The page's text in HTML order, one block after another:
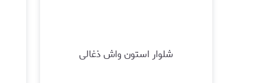
شلوار استون واش ذغالی